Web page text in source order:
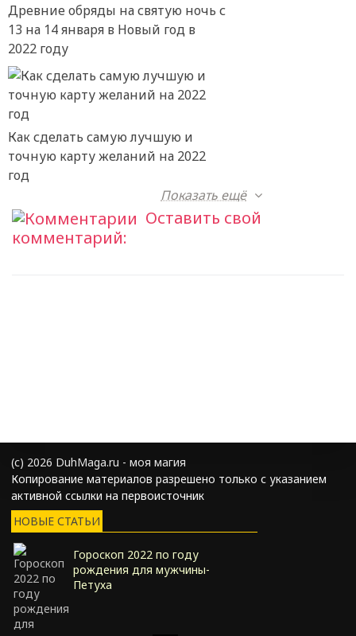
Древние обряды на святую ночь с
13 на 14 января в Новый год в
2022 году
Как сделать самую лучшую и
точную карту желаний на 2022
год
Показать ещё
Оставить свой
комментарий:
(с) 2026 DuhMaga.ru - моя магия
Копирование материалов разрешено только с указанием
активной ссылки на первоисточник
НОВЫЕ СТАТЬИ
Гороскоп 2022 по году
рождения для мужчины-
Петуха